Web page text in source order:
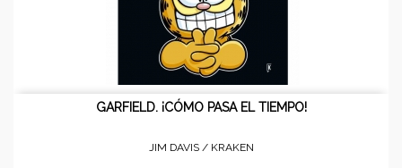
GARFIELD. ¡CÓMO PASA EL TIEMPO!
JIM DAVIS / KRAKEN